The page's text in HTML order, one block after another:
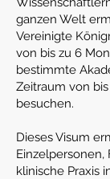
ganzen Welt
Vereinigte
von bis zu 6
bestimmte
Zeitraum von
besuchen.
Dieses Visum
Einzelpersonen,
klinische Praxis